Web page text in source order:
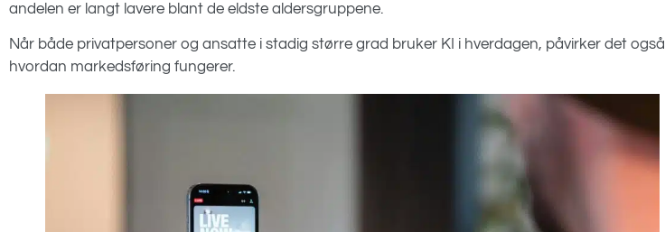
andelen er langt lavere blant de eldste aldersgruppene.
Når både privatpersoner og ansatte i stadig større grad bruker KI i hverdagen, påvirker det også
hvordan markedsføring fungerer.